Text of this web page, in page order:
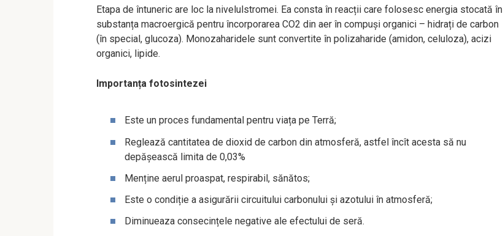
Etapa de întuneric are loc la nivelulstromei. Ea consta în reacții care folosesc energia stocată în
substanța macroergică pentru încorporarea CO2 din aer în compuși organici – hidrați de carbon
(în special, glucoza). Monozaharidele sunt convertite în polizaharide (amidon, celuloza), acizi
organici, lipide.
Importanța fotosintezei
Este un proces fundamental pentru viața pe Terră;
Reglează cantitatea de dioxid de carbon din atmosferă, astfel încît acesta să nu
depășească limita de 0,03%
Menține aerul proaspat, respirabil, sănătos;
Este o condiție a asigurării circuitului carbonului și azotului în atmosferă;
Diminueaza consecințele negative ale efectului de seră.